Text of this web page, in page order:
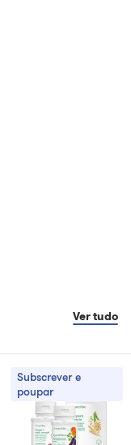
Ver tudo
Subscrever e
poupar